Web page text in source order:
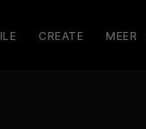
CREATE MEER